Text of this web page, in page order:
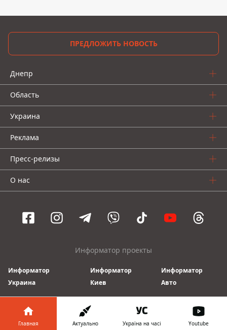
ПРЕДЛОЖИТЬ НОВОСТЬ
Днепр
Область
Украина
Реклама
Пресс-релизы
О нас
Информатор проекты
Информатор
Украина
Информатор
Киев
Информатор
Авто
© 2016-2026 Informator
Главная Актуально Україна на часі Youtube